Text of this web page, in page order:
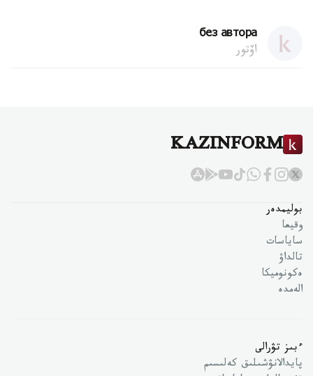
без автора
اۆتور
KAZINFORM
بوليمدەر
وقيعا
ساياسات
تالداۋ
ەكونوميكا
الەمدە
ءبىز تۋرالى
پايدالانۋشىلىق كەلىسىم